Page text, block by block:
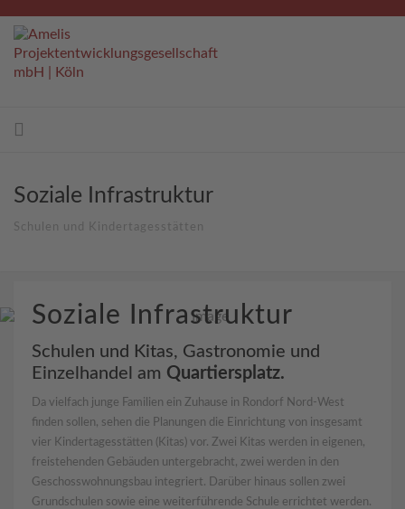
Soziale Infrastruktur
Schulen und Kindertagesstätten
Soziale Infrastruktur
Schulen und Kitas, Gastronomie und
Einzelhandel am Quartiersplatz.
Da vielfach junge Familien ein Zuhause in Rondorf Nord-West
finden sollen, sehen die Planungen die Einrichtung von insgesamt
vier Kindertagesstätten (Kitas) vor. Zwei Kitas werden in eigenen,
freistehenden Gebäuden untergebracht, zwei werden in den
Geschosswohnungsbau integriert. Darüber hinaus sollen zwei
Grundschulen sowie eine weiterführende Schule errichtet werden.